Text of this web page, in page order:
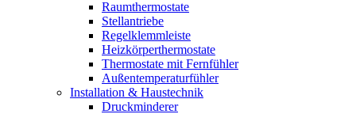
Raumthermostate
Stellantriebe
Regelklemmleiste
Heizkörperthermostate
Thermostate mit Fernfühler
Außentemperaturfühler
Installation & Haustechnik
Druckminderer